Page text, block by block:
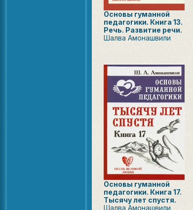
Основы гуманной
педагогики. Книга 13.
Речь. Развитие речи.
Шалва Амонашвили
Основы гуманной
педагогики. Книга 17.
Тысячу лет спустя.
Шалва Амонашвили